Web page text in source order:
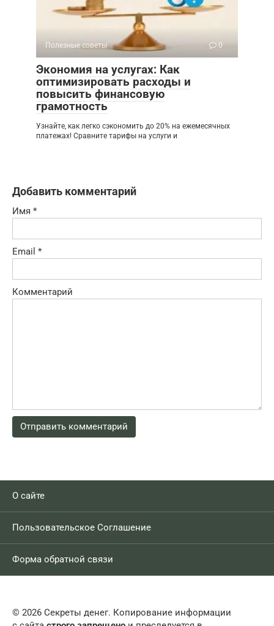
Полезные советы 0
Экономия на услугах: Как
оптимизировать расходы и
повысить финансовую
грамотность
Узнайте, как легко сэкономить до 20% на ежемесячных
платежах! Сравните тарифы на услуги и
Добавить комментарий
Имя *
Email *
Комментарий
О сайте
Пользовательское Соглашение
Форма обратной связи
© 2026 Секреты денег. Копирование информации